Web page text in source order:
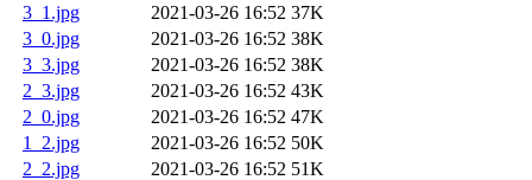
3_1.jpg
2021-03-26 16:52 37K
3_0.jpg
2021-03-26 16:52 38K
3_3.jpg
2021-03-26 16:52 38K
2_3.jpg
2021-03-26 16:52 43K
2_0.jpg
2021-03-26 16:52 47K
1_2.jpg
2021-03-26 16:52 50K
2_2.jpg
2021-03-26 16:52 51K